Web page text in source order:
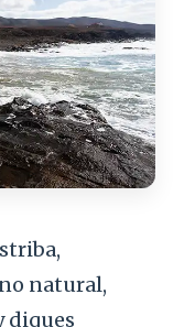
natural,
diques